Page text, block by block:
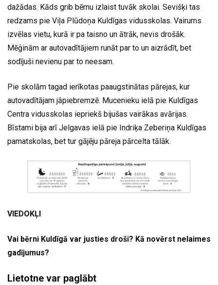
dažādas. Kāds grib bērnu izlaist tuvāk skolai. Sevišķi tas
redzams pie Viļa Plūdoņa Kuldīgas vidusskolas. Vairums
izvēlas vietu, kurā ir pa taisno un ātrāk, nevis drošāk.
Mēģinām ar autovadītājiem runāt par to un aizrādīt, bet
sodījuši nevienu par to neesam.
Pie skolām tagad ierīkotas paaugstinātas pārejas, kur
autovadītājam jāpiebremzē. Mucenieku ielā pie Kuldīgas
Centra vidusskolas iepriekš bijušas vairākas avārijas.
Bīstami bija arī Jelgavas ielā pie Indriķa Zeberiņa Kuldīgas
pamatskolas, bet tur gājēju pāreja pārcelta tālāk.
VIEDOKĻI
Vai bērni Kuldīgā var justies droši? Kā novērst nelaimes
gadījumus?
Lietotne var paglābt